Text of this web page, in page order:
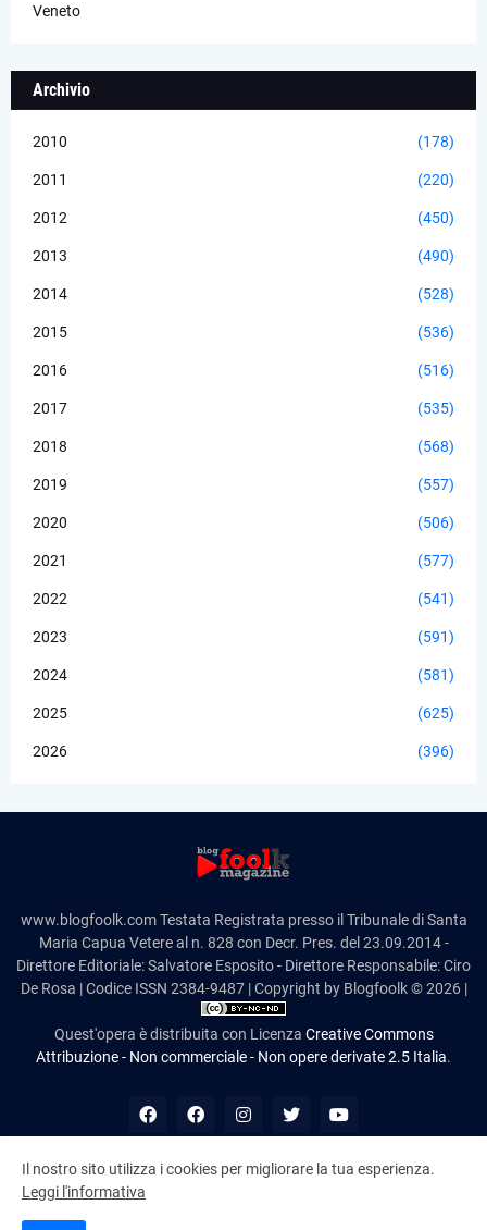
Veneto
Archivio
2010 (178)
2011 (220)
2012 (450)
2013 (490)
2014 (528)
2015 (536)
2016 (516)
2017 (535)
2018 (568)
2019 (557)
2020 (506)
2021 (577)
2022 (541)
2023 (591)
2024 (581)
2025 (625)
2026 (396)
www.blogfoolk.com Testata Registrata presso il Tribunale di Santa
Maria Capua Vetere al n. 828 con Decr. Pres. del 23.09.2014 -
Direttore Editoriale: Salvatore Esposito - Direttore Responsabile: Ciro
De Rosa | Codice ISSN 2384-9487 | Copyright by Blogfoolk © 2026 |
Quest'opera è distribuita con Licenza Creative Commons
Attribuzione - Non commerciale - Non opere derivate 2.5 Italia.
10,989,345
Il nostro sito utilizza i cookies per migliorare la tua esperienza.
Leggi l'informativa